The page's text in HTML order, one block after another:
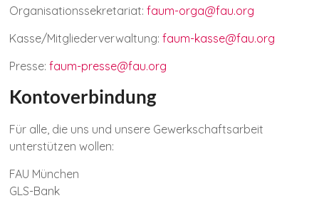
Organisationssekretariat:faum-orga@fau.org
Kasse/Mitgliederverwaltung:faum-kasse@fau.org
Presse:faum-presse@fau.org
Kontoverbindung
Für alle, die uns und unsere Gewerkschaftsarbeit
unterstützen wollen:
FAU München
GLS-Bank